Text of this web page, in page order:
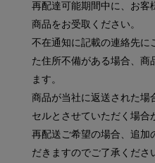
再配達可能期間中に、お客
商品をお受取ください。
不在通知に記載の連絡先に
た住所不備がある場合、
ます。
商品が当社に返送された場
セルとさせていただく場合
再配送ご希望の場合、追加
だきますのでご了承くださ